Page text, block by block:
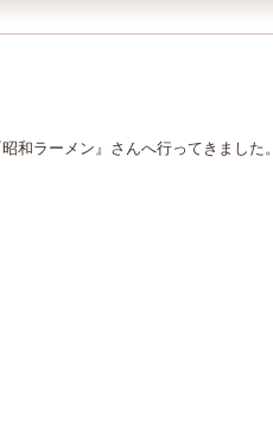
和ラーメン』さんへ行ってきました。